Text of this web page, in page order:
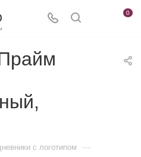
0
c логотипом —